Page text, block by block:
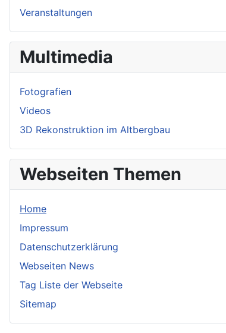
Veranstaltungen
Multimedia
Fotografien
Videos
3D Rekonstruktion im Altbergbau
Webseiten Themen
Home
Impressum
Datenschutzerklärung
Webseiten News
Tag Liste der Webseite
Sitemap